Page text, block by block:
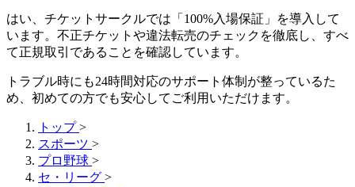
はい、チケットサークルでは「100%入場保証」を導入して
います。不正チケットや違法転売のチェックを徹底し、すべ
て正規取引であることを確認しています。
トラブル時にも24時間対応のサポート体制が整っているた
め、初めての方でも安心してご利用いただけます。
トップ >
スポーツ >
プロ野球 >
セ・リーグ >